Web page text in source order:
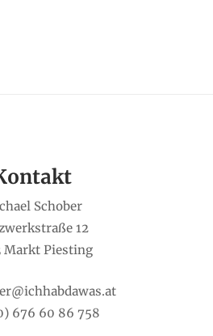
Schober
12
Markt Piesting
676 60 86 758